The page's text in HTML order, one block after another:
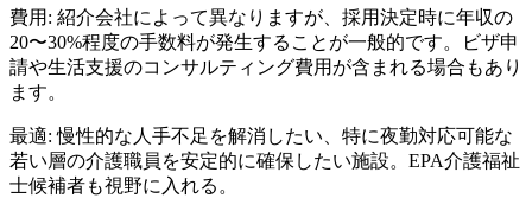
費用: 紹介会社によって異なりますが、採用決定時に年収の
20〜30%程度の手数料が発生することが一般的です。ビザ申
請や生活支援のコンサルティング費用が含まれる場合もあり
ます。
最適: 慢性的な人手不足を解消したい、特に夜勤対応可能な
若い層の介護職員を安定的に確保したい施設。EPA介護福祉
士候補者も視野に入れる。